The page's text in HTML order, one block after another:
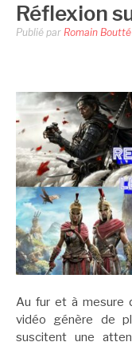
Réflexion
Publié par Romain Boutté
Au fur et à mesure
vidéo génère de
suscitent une